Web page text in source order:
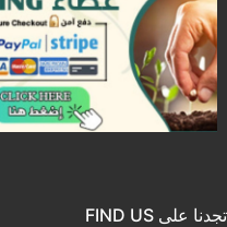
تجدنا على FIND US